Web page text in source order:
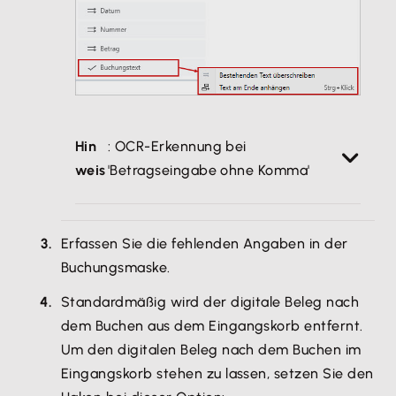
Hin
weis
: OCR-Erkennung bei
'Betragseingabe ohne Komma'
'Betragseingabe ohne Komma' aktiviert
haben, beachten Sie folgende
die Ziffern vor dem Komma als volle
Zahl. Nachkommastellen werden
aufgerundet oder abgerundet.
Beispiel:
Erfassen Sie die fehlenden Angaben in der
Buchungsmaske.
Standardmäßig wird der digitale Beleg nach
dem Buchen aus dem Eingangskorb entfernt.
Um den digitalen Beleg nach dem Buchen im
Eingangskorb stehen zu lassen, setzen Sie den